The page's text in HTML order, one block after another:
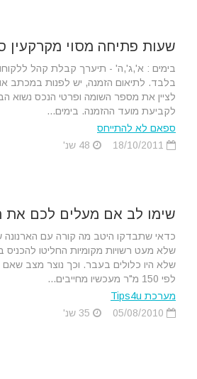
שעות פתיחה מסוי מקרקעין
בימים : א',ג',ה' - תיערך קבלת קהל
בלבד. לתיאום הזמנה, יש לפנות במכתב
לציין את מספר השומה ופרטי הנכס נשוא
לקביעת מועד ההזמנה. בימים...
ספאם לא להתייחס
שימו לב אם מעלים לכם את
כדאי שתבדקו היטב מה קורה עם
שלא מעט רשויות מקומיות החליטו להכניס
שלא היו כלולים בעבר. וכך נוצר מצב
לפי 150 מ"ר מעכשיו מחייבים...
מערכת Tips4u